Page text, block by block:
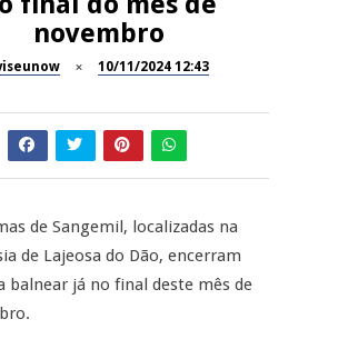
de
João da
em
Penalva
novembro
10/11/2024 12:43
de Sangemil, localizadas na
de Lajeosa do Dão, encerram
balnear já no final deste mês de